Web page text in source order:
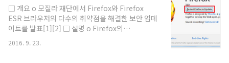
해결 방안 o Firefox를 실행하여 메뉴버튼을 클릭
하고, 도움말 클릭 후 “Firfox” 정보 선택 o Firefox
정보 창이 열리면 자동으로 업데이트를 확인하고 새
버전 다운로드 o 다운로드가 완료되고 설치 준비가
□ 개요 o 모질라 재단에서 Firefox와 Firefox
ESR 브라우저의 다수의 취약점을 해결한 보안 업데
이트를 발표[1][2] □ 설명 o Firefox의
nsBMPEncder::AddImageFrame에서 발생하
는 Heap buffer overflow 취약점(CVE-2016-
2016. 9. 23.